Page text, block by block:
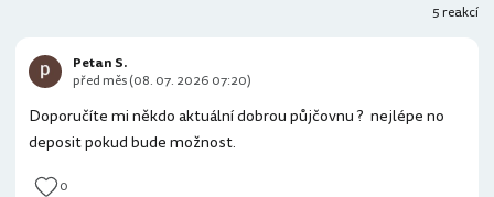
5 reakcí
Doporučíte mi někdo aktuální dobrou půjčovnu ? nejlépe no
deposit pokud bude možnost.
0
Petan S.
před měs (08. 07. 2026 07:20)